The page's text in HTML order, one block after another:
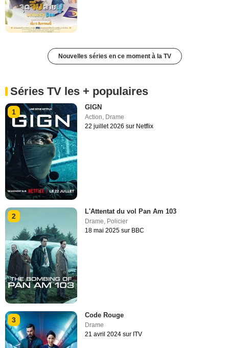
Nouvelles séries en ce moment à la TV
Séries TV les + populaires
1
GIGN
Action, Drame
22 juillet 2026 sur Netflix
2
L'Attentat du vol Pan Am 103
Drame Policier
18 mai 2025 sur BBC
3
Code Rouge
Drame
21 avril 2024 sur ITV